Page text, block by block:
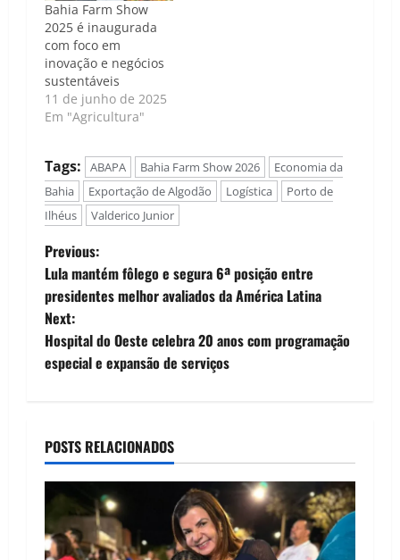
Bahia Farm Show
2025 é inaugurada
com foco em
inovação e negócios
sustentáveis
11 de junho de 2025
Em "Agricultura"
Tags: ABAPA Bahia Farm Show 2026
Economia da
Bahia
Exportação de Algodão Logística
Porto de
Ilhéus
Valderico Junior
P
o
s
t
a
v
i
Previous:
Lula mantém fôlego e segura 6ª posição entre
presidentes melhor avaliados da América Latina
Next:
Hospital do Oeste celebra 20 anos com programação
especial e expansão de serviços
POSTS RELACIONADOS